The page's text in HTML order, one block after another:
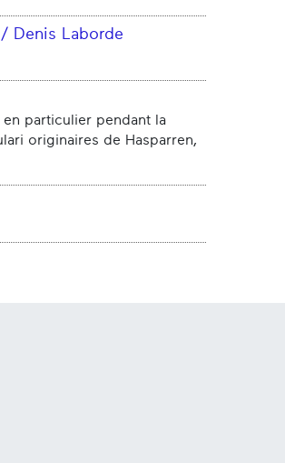
Denis Laborde
particulier pendant la
originaires de Hasparren,